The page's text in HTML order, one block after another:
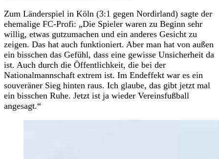
Zum Länderspiel in Köln (3:1 gegen Nordirland) sagte der
ehemalige FC-Profi: „Die Spieler waren zu Beginn sehr
willig, etwas gutzumachen und ein anderes Gesicht zu
zeigen. Das hat auch funktioniert. Aber man hat von außen
ein bisschen das Gefühl, dass eine gewisse Unsicherheit da
ist. Auch durch die Öffentlichkeit, die bei der
Nationalmannschaft extrem ist. Im Endeffekt war es ein
souveräner Sieg hinten raus. Ich glaube, das gibt jetzt mal
ein bisschen Ruhe. Jetzt ist ja wieder Vereinsfußball
angesagt.“